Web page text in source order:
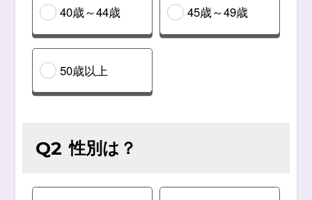
40歳～44歳 45歳～49歳
50歳以上
Q2 性別は？